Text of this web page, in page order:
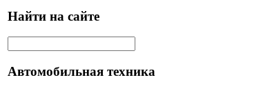
Найти на сайте
Автомобильная техника